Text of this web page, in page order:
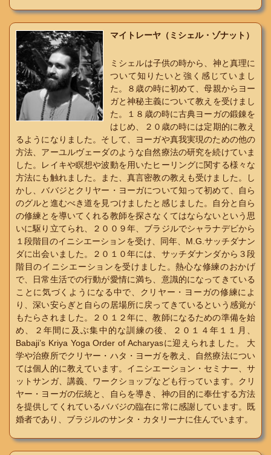
マイトレーヤ（ミシェル・ゾナット）
ミシェルは子供の時から、神と真理に
ついて知りたいと強く感じていまし
た。８歳の時に初めて、母親からヨー
ガと神秘主義について教えを受けまし
た。１８歳の時に古典ヨーガの鍛錬を
はじめ、２０歳の時には定期的に教え
るようになりました。そして、ヨーガや真我実現のための他の
方法、アーユルヴェーダのような自然療法の研究を続けていま
した。レイキや瞑想や波動を用いたヒーリングに関する様々な
方法にも触れました。また、真言密教の教えも受けました。し
かし、ババジとクリヤー・ヨーガについて知って初めて、自ら
のグルと進むべき道を見つけましたと感じました。自分と自ら
の修練とを導いてくれる教師を探さなくてはならないという思
いに駆り立てられ、２００９年、ブラジルでシャラナデビから
１段階目のイニシエーションを受け、同年、M.G.サッチダナン
ダに出会いました。２０１０年には、サッチダナンダから３段
階目のイニシエーションを受けました。熱心な修練のおかげ
で、日常生活での行動が愛情に満ち、意識的になってきている
ことに気づくようになる中で、クリヤー・ヨーガの修練によ
り、深い安らぎと自らの居場所に戻ってきているという感覚が
もたらされました。２０１２年に、教師になるための準備を始
め、２年間に及ぶ集中的な訓練の後、２０１４年１１月、
Babaji’s Kriya Yoga Order of Acharyasに迎えられました。 大
学や治療所でクリヤー・ハタ・ヨーガを教え、自然療法につい
ては個人的に教えています。イニシエーション・セミナー、サ
ットサンガ、講義、ワークショップなども行っています。クリ
ヤー・ヨーガの伝統と、自らを導き、神の目的に奉仕する方法
を提供してくれているババジの臨在に常に感謝しています。既
婚者であり、ブラジルのサンタ・カタリーナに住んでいます。